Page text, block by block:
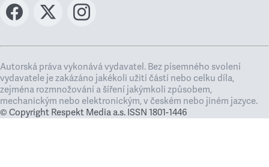
Autorská práva vykonává vydavatel. Bez písemného svolení
vydavatele je zakázáno jakékoli užití částí nebo celku díla,
zejména rozmnožování a šíření jakýmkoli způsobem,
mechanickým nebo elektronickým, v českém nebo jiném jazyce.
© Copyright Respekt Media a.s. ISSN 1801-1446